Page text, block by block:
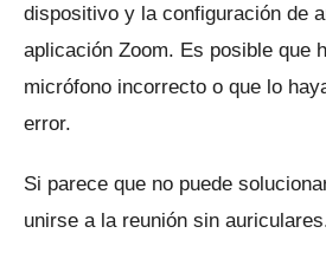
dispositivo y la configuración de
aplicación Zoom. Es posible que
micrófono incorrecto o que lo
error.
Si parece que no puede
unirse a la reunión sin